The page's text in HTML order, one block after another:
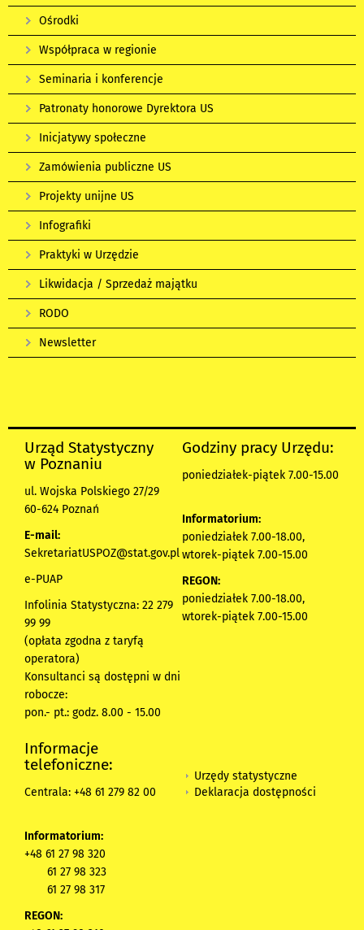
Ośrodki
Współpraca w regionie
Seminaria i konferencje
Patronaty honorowe Dyrektora US
Inicjatywy społeczne
Zamówienia publiczne US
Projekty unijne US
Infografiki
Praktyki w Urzędzie
Likwidacja / Sprzedaż majątku
RODO
Newsletter
Urząd Statystyczny
w Poznaniu
ul. Wojska Polskiego 27/29
60-624 Poznań
E-mail:
SekretariatUSPOZ@stat.gov.pl
e-PUAP
Infolinia Statystyczna: 22 279
99 99
(opłata zgodna z taryfą
operatora)
Konsultanci są dostępni w dni
robocze:
pon.- pt.: godz. 8.00 - 15.00
Godziny pracy Urzędu:
poniedziałek-piątek 7.00-15.00
Informatorium:
poniedziałek 7.00-18.00,
wtorek-piątek 7.00-15.00
REGON:
poniedziałek 7.00-18.00,
wtorek-piątek 7.00-15.00
Informacje
telefoniczne:
Centrala: +48 61 279 82 00
Informatorium:
+48 61 27 98 320
61 27 98 323
61 27 98 317
REGON:
Urzędy statystyczne
Deklaracja dostępności